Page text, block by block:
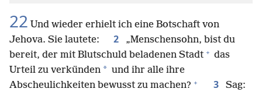
22 Und wieder erhielt ich eine Botschaft von
Jehova. Sie lautete:
2
„Menschensohn, bist du
bereit, der mit Blutschuld beladenen Stadt + das
Urteil zu verkünden * und ihr alle ihre
Abscheulichkeiten bewusst zu machen? + 3
Sag: